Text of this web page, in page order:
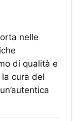
nelle
di qualità e
cura del